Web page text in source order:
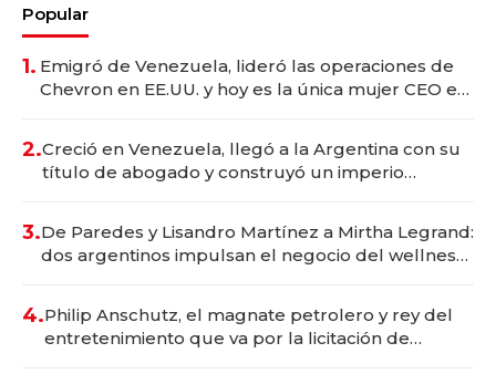
Popular
1. Emigró de Venezuela, lideró las operaciones de
Chevron en EE.UU. y hoy es la única mujer CEO en
2.Creció en Venezuela, llegó a la Argentina con su
título de abogado y construyó un imperio
3.De Paredes y Lisandro Martínez a Mirtha Legrand:
dos argentinos impulsan el negocio del wellness
4.Philip Anschutz, el magnate petrolero y rey del
entretenimiento que va por la licitación de